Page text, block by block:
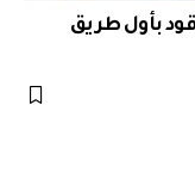
بأول طريق